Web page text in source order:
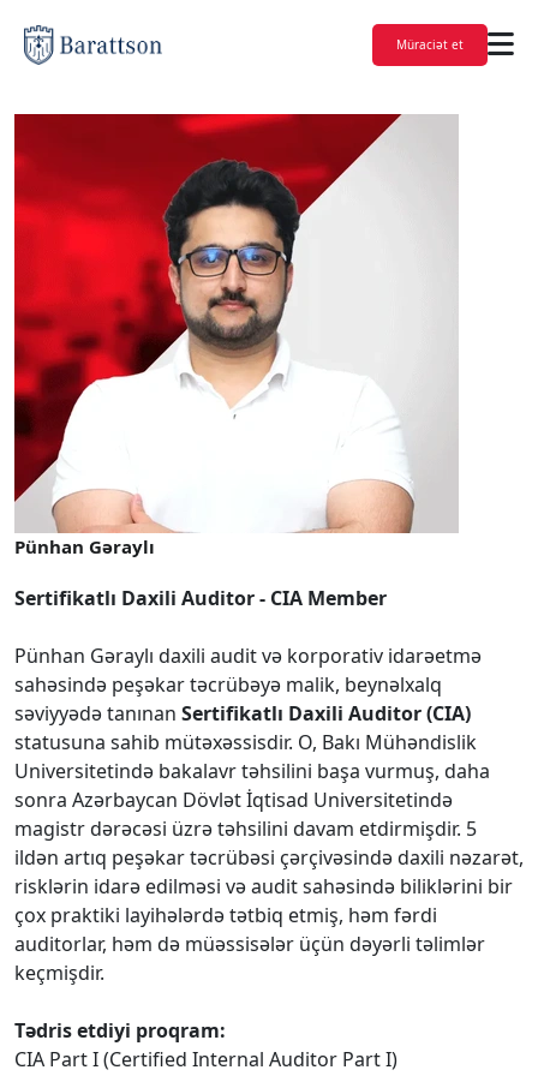
Müraciət et
Pünhan Gəraylı
Sertifikatlı Daxili Auditor - CIA Member
Pünhan Gəraylı daxili audit və korporativ idarəetmə
sahəsində peşəkar təcrübəyə malik, beynəlxalq
səviyyədə tanınan Sertifikatlı Daxili Auditor (CIA)
statusuna sahib mütəxəssisdir. O, Bakı Mühəndislik
Universitetində bakalavr təhsilini başa vurmuş, daha
sonra Azərbaycan Dövlət İqtisad Universitetində
magistr dərəcəsi üzrə təhsilini davam etdirmişdir. 5
ildən artıq peşəkar təcrübəsi çərçivəsində daxili nəzarət,
risklərin idarə edilməsi və audit sahəsində biliklərini bir
çox praktiki layihələrdə tətbiq etmiş, həm fərdi
auditorlar, həm də müəssisələr üçün dəyərli təlimlər
keçmişdir.
Tədris etdiyi proqram:
CIA Part I (Certified Internal Auditor Part I)